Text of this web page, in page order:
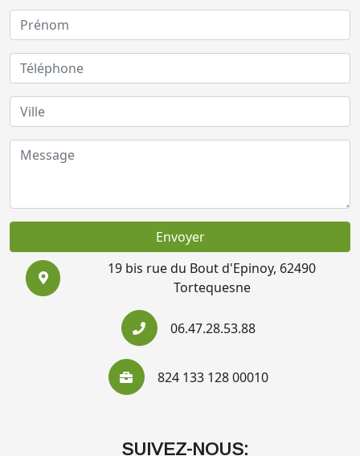
Envoyer
19 bis rue du Bout d'Epinoy, 62490
Tortequesne
06.47.28.53.88
824 133 128 00010
SUIVEZ-NOUS: